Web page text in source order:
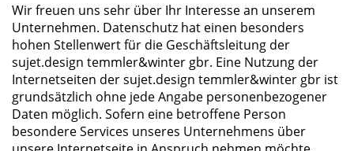
Wir freuen uns sehr über Ihr Interesse an unserem
Unternehmen. Datenschutz hat einen besonders
hohen Stellenwert für die Geschäftsleitung der
sujet.design temmler&winter gbr. Eine Nutzung der
Internetseiten der sujet.design temmler&winter gbr ist
grundsätzlich ohne jede Angabe personenbezogener
Daten möglich. Sofern eine betroffene Person
besondere Services unseres Unternehmens über